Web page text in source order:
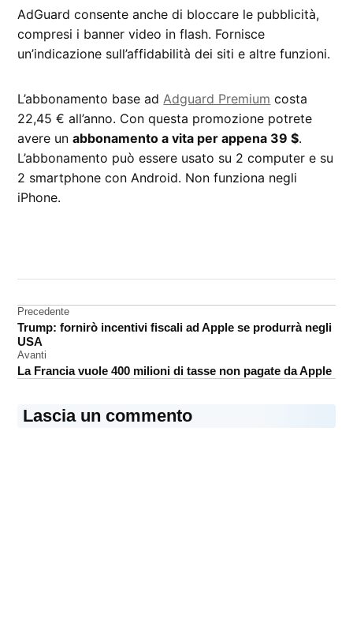
AdGuard consente anche di bloccare le pubblicità,
compresi i banner video in flash. Fornisce
un’indicazione sull’affidabilità dei siti e altre funzioni.
L’abbonamento base adAdguard Premium costa
22,45 € all’anno. Con questa promozione potrete
avere unabbonamento a vita per appena 39 $.
L’abbonamento può essere usato su 2 computer e su
2 smartphone con Android. Non funziona negli
iPhone.
Navigazione
articoli
Precedente
Trump: fornirò incentivi fiscali ad Apple se produrrà negli
USA
Avanti
La Francia vuole 400 milioni di tasse non pagate da Apple
Lascia un commento